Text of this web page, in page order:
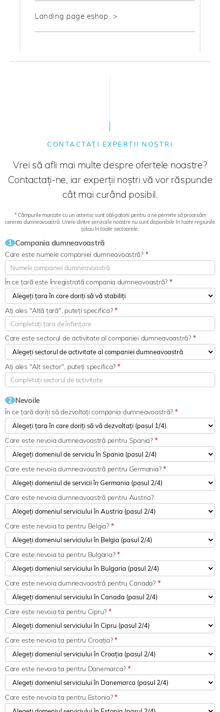
Landing page eshop
CONTACTAȚI EXPERȚII NOȘTRI
Vrei să afli mai multe despre ofertele noastre?
Contactați-ne, iar experții noștri vă vor răspunde
cât mai curând posibil.
* Câmpurile marcate cu un asterisc sunt obligatorii pentru a ne permite să procesăm
cererea dumneavoastră. Unele dintre serviciile noastre nu sunt disponibile în toate regiunile
și/sau în toate sectoarele.
1 Compania dumneavoastră
Care este numele companiei dumneavoastră? *
În ce țară este înregistrată compania dumneavoastră? *
Care este sectorul de activitate al companiei dumneavoastră? *
Ați ales "Altă țară", puteți specifica?*
Ați ales "Alt sector", puteți specifica? *
2 Nevoile
În ce țară doriți să dezvoltați compania dumneavoastră? *
Care este nevoia dumneavoastră pentru Spania? *
Care este nevoia dumneavoastră pentru Germania?*
Care este nevoia dumneavoastră pentru Austria?
Care este nevoia ta pentru Belgia? *
Care este nevoia ta pentru Bulgaria?*
Care este nevoia dumneavoastră pentru Canada? *
Care este nevoia ta pentru Cipru? *
Care este nevoia ta pentru Croația?*
Care este nevoia ta pentru Danemarca? *
Care este nevoia ta pentru Estonia?*